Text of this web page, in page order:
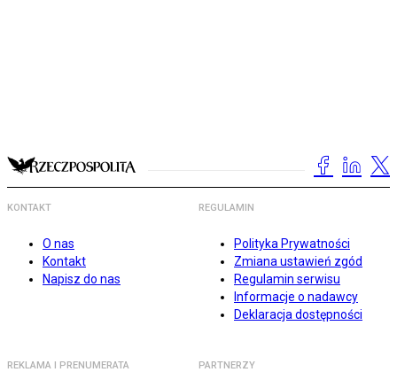
KONTAKT
O nas
Kontakt
Napisz do nas
REGULAMIN
Polityka Prywatności
Zmiana ustawień zgód
Regulamin serwisu
Informacje o nadawcy
Deklaracja dostępności
REKLAMA I PRENUMERATA PARTNERZY